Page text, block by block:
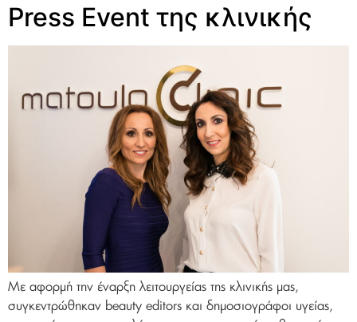
Press Event της κλινικής
Με αφορμή την έναρξη λειτουργείας της κλινικής μας,
συγκεντρώθηκαν beauty editors και δημοσιογράφοι υγείας,